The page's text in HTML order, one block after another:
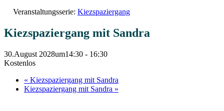
Veranstaltungsserie: Kiezspaziergang
Kiezspaziergang mit Sandra
30.August 2028um14:30 - 16:30
Kostenlos
« Kiezspaziergang mit Sandra
Kiezspaziergang mit Sandra »